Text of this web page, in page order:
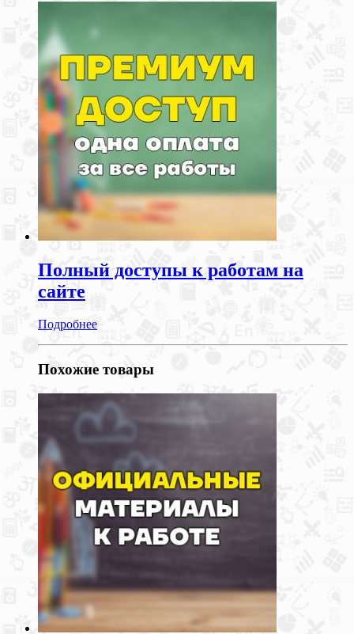
Полный доступы к работам на
сайте
Подробнее
Похожие товары